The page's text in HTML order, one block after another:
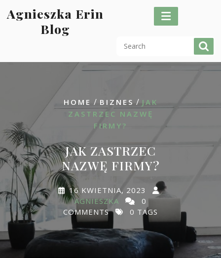
toAgnieszka Erin
Blog
HOME / BIZNES / JAK
ZASTRZEC NAZWĘ
FIRMY?
JAK ZASTRZEC
NAZWĘ FIRMY?
16 KWIETNIA, 2023
AGNIESZKA
0
COMMENTS
0 TAGS